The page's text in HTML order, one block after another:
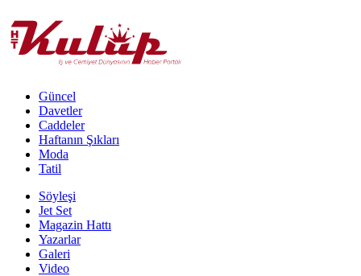
Güncel
Davetler
Caddeler
Haftanın Şıkları
Moda
Tatil
Söyleşi
Jet Set
Magazin Hattı
Yazarlar
Galeri
Video